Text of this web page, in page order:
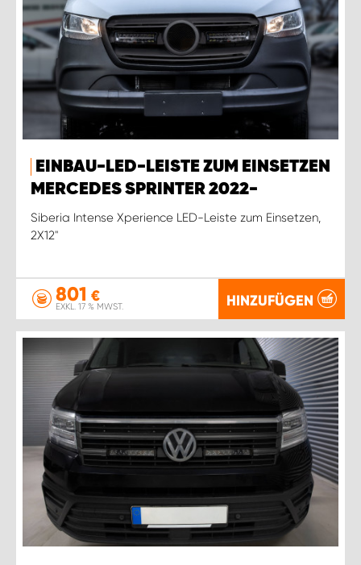
EINBAU-LED-LEISTE ZUM EINSETZEN
MERCEDES SPRINTER 2022-
Siberia Intense Xperience LED-Leiste zum Einsetzen,
2X12''
801 €
EXKL. 17 % MWST. HINZUFÜGEN